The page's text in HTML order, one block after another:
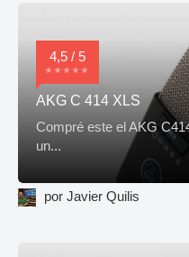
4,5 / 5
AKG C 414 XLS
Compré este el AKG
un...
por Javier Quilis